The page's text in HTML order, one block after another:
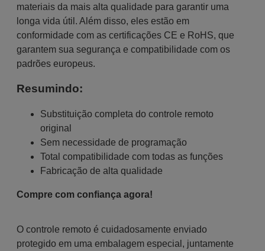
materiais da mais alta qualidade para garantir uma
longa vida útil. Além disso, eles estão em
conformidade com as certificações CE e RoHS, que
garantem sua segurança e compatibilidade com os
padrões europeus.
Resumindo:
Substituição completa do controle remoto
original
Sem necessidade de programação
Total compatibilidade com todas as funções
Fabricação de alta qualidade
Compre com confiança agora!
O controle remoto é cuidadosamente enviado
protegido em uma embalagem especial, juntamente